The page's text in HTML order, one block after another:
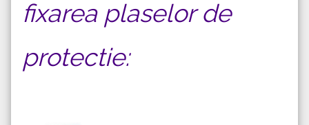
fixarea plaselor de
protectie: